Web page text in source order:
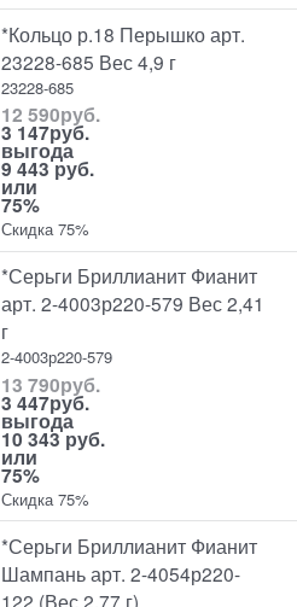
*Кольцо р.18 Перышко арт.
23228-685 Вес 4,9 г
23228-685
12 590руб.
3 147руб.
выгода
9 443 руб.
или
75%
Скидка 75%
*Серьги Бриллианит Фианит
арт. 2-4003р220-579 Вес 2,41
г
2-4003р220-579
13 790руб.
3 447руб.
выгода
10 343 руб.
или
75%
Скидка 75%
*Серьги Бриллианит Фианит
Шампань арт. 2-4054р220-
122 (Вес 2,77 г)